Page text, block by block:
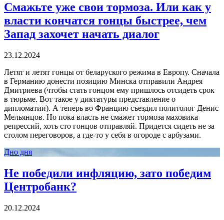
Смажьте уже свои тормоза. Или как у
власти кончатся гонцы быстрее, чем
Запад захочет начать диалог
23.12.2024
Летят и летят гонцы от беларуского режима в Европу. Сначала
в Германию донести позицию Минска отправили Андрея
Дмитриева (чтобы стать гонцом ему пришлось отсидеть срок
в тюрьме. Вот такое у диктатуры представление о
дипломатии). А теперь во Францию съездил политолог Денис
Мельянцов. Но пока власть не смажет тормоза маховика
репрессий, хоть сто гонцов отправляй. Придется сидеть не за
столом переговоров, а где-то у себя в огороде с арбузами.
Дно дня
Не победили инфляцию, зато победим
Центробанк?
20.12.2024